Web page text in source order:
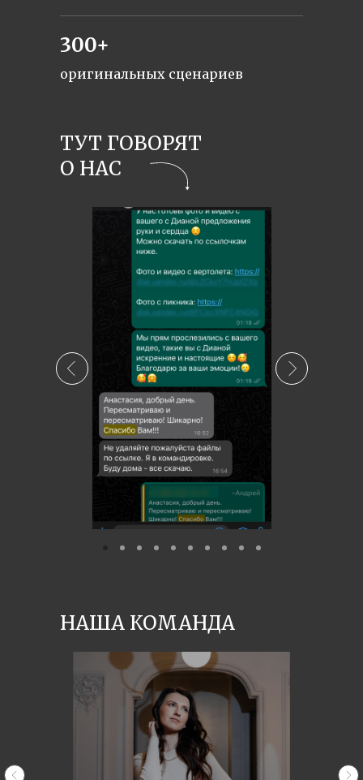
300+
оригинальных сценариев
ТУТ ГОВОРЯТ
О НАС
НАША КОМАНДА